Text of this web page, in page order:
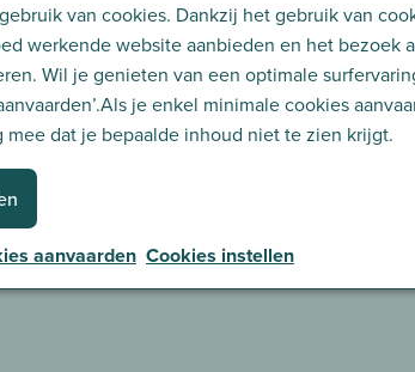
van cookies. Dankzij het gebruik van
werkende website aanbieden en het bezoek
Wil je genieten van een optimale
je enkel minimale cookies
mee dat je bepaalde inhoud niet te zien krijgt.
aanvaarden Cookies instellen